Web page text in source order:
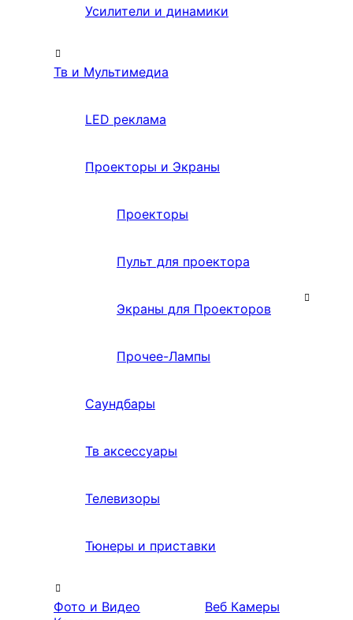
Усилители и динамики
Тв и Мультимедиа
LED реклама
Проекторы и Экраны
Проекторы
Пульт для проектора
Экраны для Проекторов
Прочее-Лампы
Саундбары
Тв аксессуары
Телевизоры
Тюнеры и приставки
Фото и Видео
Веб Камеры